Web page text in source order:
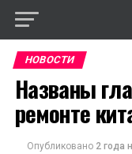
НОВОСТИ
Названы
ремонте
Опубликовано 2 года